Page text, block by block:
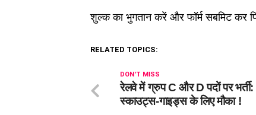
शुल्क का भुगतान करें और फॉर्म सबमिट कर
RELATED TOPICS:
DON'T MISS
रेलवे में ग्रुप C और D पदों पर भर्ती:
स्काउट्स-गाइड्स के लिए मौका !